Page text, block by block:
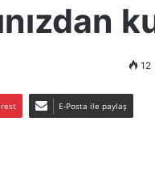
12
E-Posta ile paylaş